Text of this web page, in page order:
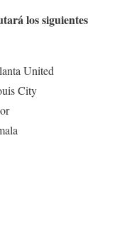
los siguientes
United
City